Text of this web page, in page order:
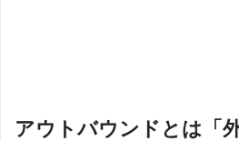
アウトバウンドとは「